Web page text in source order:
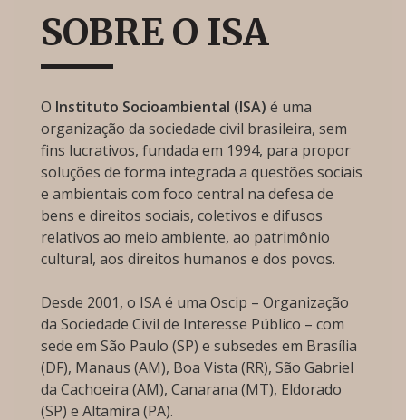
SOBRE O ISA
O Instituto Socioambiental (ISA) é uma
organização da sociedade civil brasileira, sem
fins lucrativos, fundada em 1994, para propor
soluções de forma integrada a questões sociais
e ambientais com foco central na defesa de
bens e direitos sociais, coletivos e difusos
relativos ao meio ambiente, ao patrimônio
cultural, aos direitos humanos e dos povos.
Desde 2001, o ISA é uma Oscip – Organização
da Sociedade Civil de Interesse Público – com
sede em São Paulo (SP) e subsedes em Brasília
(DF), Manaus (AM), Boa Vista (RR), São Gabriel
da Cachoeira (AM), Canarana (MT), Eldorado
(SP) e Altamira (PA).